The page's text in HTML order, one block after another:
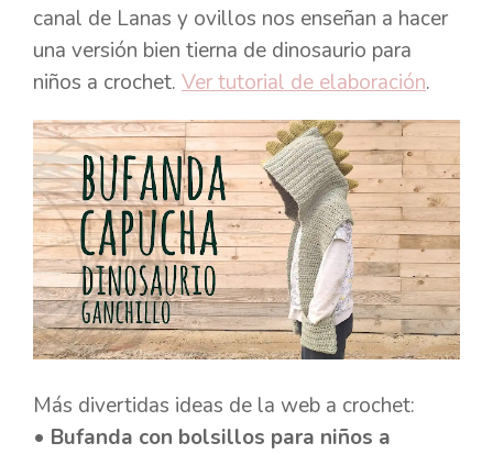
canal de Lanas y ovillos nos enseñan a hacer
una versión bien tierna de dinosaurio para
niños a crochet. Ver tutorial de elaboración.
Más divertidas ideas de la web a crochet:
• Bufanda con bolsillos para niños a